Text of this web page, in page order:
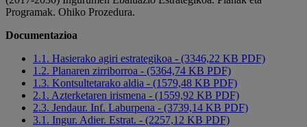
Programak. Ohiko Prozedura.
Documentazioa
1.1. Hasierako agiri estrategikoa - (3346,22 KB PDF)
1.2. Planaren zirriborroa - (5364,74 KB PDF)
1.3. Kontsultetarako aldia - (1579,48 KB PDF)
2.1. Azterketaren irismena - (1559,92 KB PDF)
2.3. Jendaur. Inf. Laburpena - (3739,14 KB PDF)
3.1. Ingur. Adier. Estrat. - (2257,12 KB PDF)